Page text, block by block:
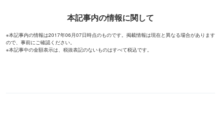
本記事内の情報に関して
※本記事内の情報は2017年06月07日時点のものです。掲載情報は現在と異なる場合があります
ので、事前にご確認ください。
※本記事中の金額表示は、税抜表記のないものはすべて税込です。